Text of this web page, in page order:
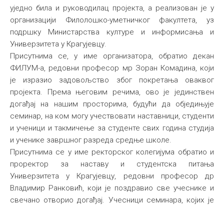
уједно била и руководилац пројекта, а реализован је у
организацији Филолошко-уметничког факултета, уз
подршку Министарства културе и информисања и
Универзитета у Крагујевцу.
Присутнима се, у име организатора, обратио декан
ФИЛУМ-а, редовни професор мр Зоран Комадина, који
је изразио задовољство због покретања оваквог
пројекта. Према његовим речима, ово је јединствен
догађај на нашим просторима, будући да обједињује
семинар, на ком могу учествовати наставници, студенти
и ученици и такмичење за студенте свих година студија
и ученике завршног разреда средње школе.
Присутнима се у име ректорског колегијума обратио и
проректор за наставу и студентска питања
Универзитета у Крагујевцу, редовни професор др
Владимир Ранковић, који је поздравио све учеснике и
свечано отворио догађај. Учесници семинара, којих је